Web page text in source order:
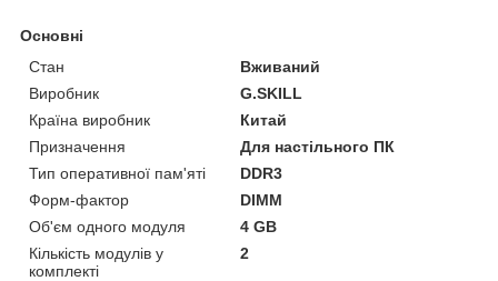
Основні
Стан
Вживаний
Виробник
G.SKILL
Країна виробник
Китай
Призначення
Для настільного ПК
Тип оперативної пам'яті
DDR3
Форм-фактор
DIMM
Об'єм одного модуля
4 GB
Кількість модулів у
комплекті
2